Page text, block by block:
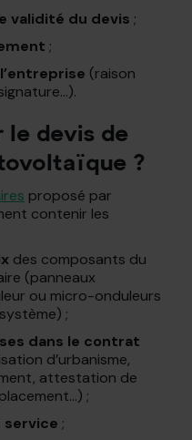
validité du devis ;
;
(raison
le devis de
?
proposé par
contenir les
des composants du
(panneaux
ou micro-onduleurs
;
dans le contrat
d’urbanisme,
attestation de
;
service ;